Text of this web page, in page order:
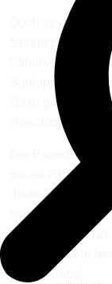
Doch es gibt
technischer
Fähigkeiten und
Startups
Dazu gehören
Rheologie
Die Experten
neues Fahrzeug
diese
bahnbrechende
möchten. Seit
neuer Autos in
Jahren dabei.